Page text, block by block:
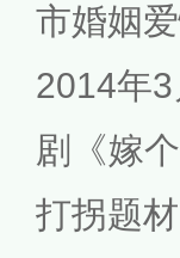
市婚姻
2014年
剧《嫁
打拐题